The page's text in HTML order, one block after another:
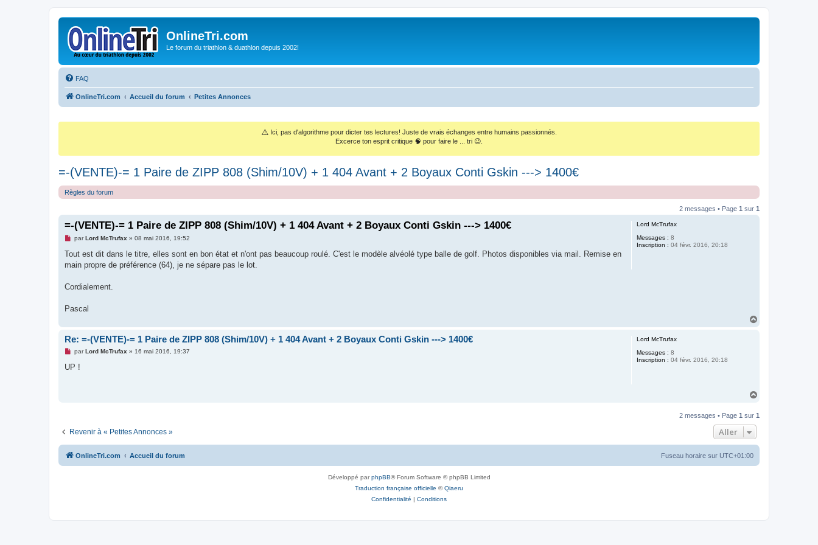
OnlineTri.com
Le forum du triathlon & duathlon depuis 2002!
FAQ
OnlineTri.com Accueil du forum Petites Annonces
⚠️ Ici, pas d'algorithme pour dicter tes lectures! Juste de vrais échanges entre humains passionnés.
Excerce ton esprit critique 🧠 pour faire le ... tri 😉.
=-(VENTE)-= 1 Paire de ZIPP 808 (Shim/10V) + 1 404 Avant + 2 Boyaux Conti Gskin ---> 1400€
Règles du forum
2 messages • Page 1 sur 1
Lord McTrufax
Messages : 8
Inscription : 04 févr. 2016, 20:18
=-(VENTE)-= 1 Paire de ZIPP 808 (Shim/10V) + 1 404 Avant + 2 Boyaux Conti Gskin ---> 1400€
M
s
a
n
l
parLord McTrufax » 08 mai 2016, 19:52
Tout est dit dans le titre, elles sont en bon état et n'ont pas beaucoup roulé. C'est le modèle alvéolé type balle de golf. Photos disponibles via mail. Remise en
main propre de préférence (64), je ne sépare pas le lot.
Cordialement.
Pascal
Lord McTrufax
Messages : 8
Inscription : 04 févr. 2016, 20:18
Re: =-(VENTE)-= 1 Paire de ZIPP 808 (Shim/10V) + 1 404 Avant + 2 Boyaux Conti Gskin ---> 1400€
M
s
u
parLord McTrufax » 16 mai 2016, 19:37
UP !
t
2 messages • Page 1 sur 1
Revenir à « Petites Annonces » Aller
OnlineTri.com Accueil du forum Fuseau horaire sur UTC+01:00
Développé parphpBB® Forum Software © phpBB Limited
Traduction française officielle ©Qiaeru
Confidentialité | Conditions